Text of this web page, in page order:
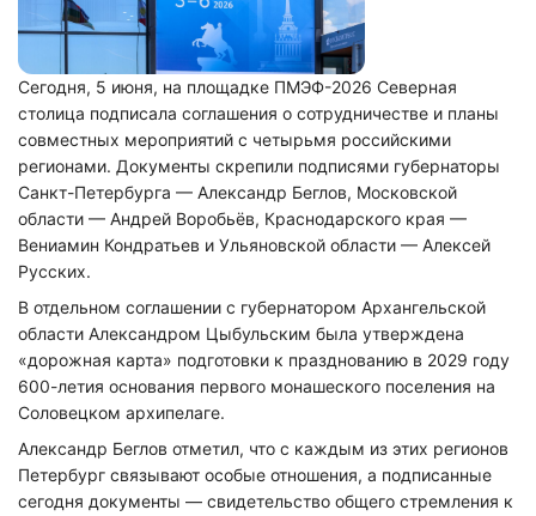
Сегодня, 5 июня, на площадке ПМЭФ-2026 Северная
столица подписала соглашения о сотрудничестве и планы
совместных мероприятий с четырьмя российскими
регионами. Документы скрепили подписями губернаторы
Санкт-Петербурга — Александр Беглов, Московской
области — Андрей Воробьёв, Краснодарского края —
Вениамин Кондратьев и Ульяновской области — Алексей
Русских.
В отдельном соглашении с губернатором Архангельской
области Александром Цыбульским была утверждена
«дорожная карта» подготовки к празднованию в 2029 году
600-летия основания первого монашеского поселения на
Соловецком архипелаге.
Александр Беглов отметил, что с каждым из этих регионов
Петербург связывают особые отношения, а подписанные
сегодня документы — свидетельство общего стремления к